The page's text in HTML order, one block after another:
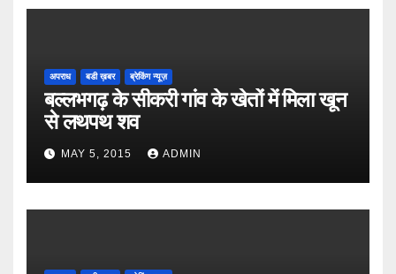
अपराध बडी ख़बर ब्रेकिंग न्यूज़
बल्लभगढ़ के सीकरी गांव के खेतों में मिला खून
से लथपथ शव
MAY 5, 2015 ADMIN